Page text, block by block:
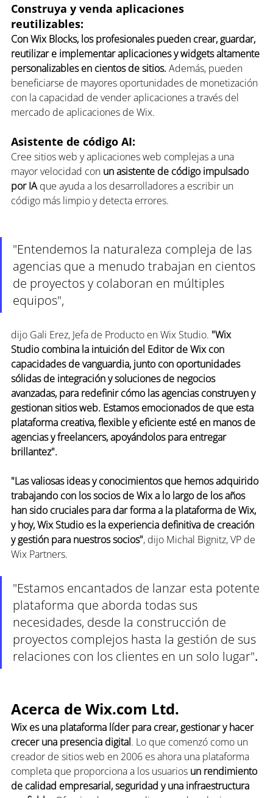
Construya y venda aplicaciones
reutilizables:
Con Wix Blocks, los profesionales pueden crear, guardar,
reutilizar e implementar aplicaciones y widgets altamente
personalizables en cientos de sitios. Además, pueden
beneficiarse de mayores oportunidades de monetización
con la capacidad de vender aplicaciones a través del
mercado de aplicaciones de Wix.
Asistente de código AI:
Cree sitios web y aplicaciones web complejas a una
mayor velocidad con un asistente de código impulsado
por IA que ayuda a los desarrolladores a escribir un
código más limpio y detecta errores.
"Entendemos la naturaleza compleja de las
agencias que a menudo trabajan en cientos
de proyectos y colaboran en múltiples
equipos",
dijo Gali Erez, Jefa de Producto en Wix Studio. "Wix
Studio combina la intuición del Editor de Wix con
capacidades de vanguardia, junto con oportunidades
sólidas de integración y soluciones de negocios
avanzadas, para redefinir cómo las agencias construyen y
gestionan sitios web. Estamos emocionados de que esta
plataforma creativa, flexible y eficiente esté en manos de
agencias y freelancers, apoyándolos para entregar
brillantez".
"Las valiosas ideas y conocimientos que hemos adquirido
trabajando con los socios de Wix a lo largo de los años
han sido cruciales para dar forma a la plataforma de Wix,
y hoy, Wix Studio es la experiencia definitiva de creación
y gestión para nuestros socios", dijo Michal Bignitz, VP de
Wix Partners.
"Estamos encantados de lanzar esta potente
plataforma que aborda todas sus
necesidades, desde la construcción de
proyectos complejos hasta la gestión de sus
relaciones con los clientes en un solo lugar".
Acerca de Wix.com Ltd.
Wix es una plataforma líder para crear, gestionar y hacer
crecer una presencia digital. Lo que comenzó como un
creador de sitios web en 2006 es ahora una plataforma
completa que proporciona a los usuarios un rendimiento
de calidad empresarial, seguridad y una infraestructura